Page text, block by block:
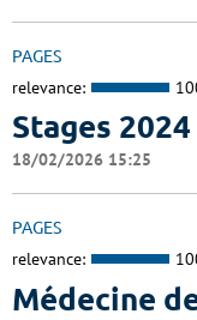
PAGES
relevance:
Stages 2024
18/02/2026 15:25
PAGES
relevance:
Médecine